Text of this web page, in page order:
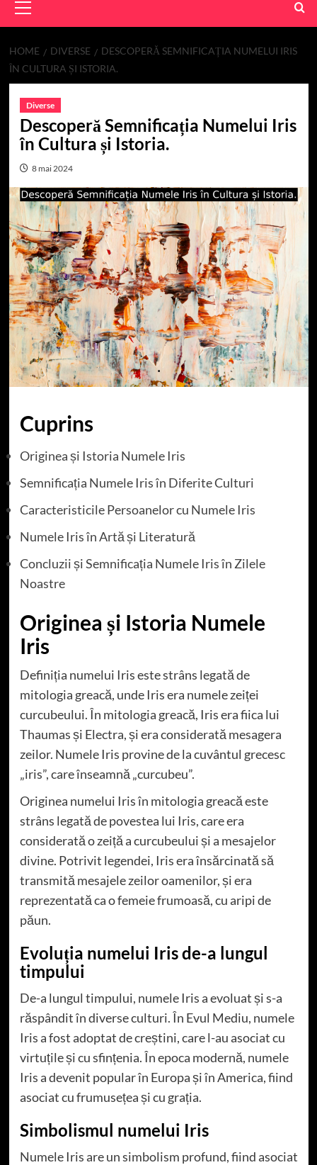
Menu
HOME DIVERSE
DESCOPERĂ SEMNIFICAȚIA NUMELUI IRIS
ÎN CULTURA ȘI ISTORIA.
Diverse
Descoperă Semnificația Numelui Iris
în Cultura și Istoria.
8 mai 2024
Cuprins
Originea și Istoria Numele Iris
Semnificația Numele Iris în Diferite Culturi
Caracteristicile Persoanelor cu Numele Iris
Numele Iris în Artă și Literatură
Concluzii și Semnificația Numele Iris în Zilele
Noastre
Originea și Istoria Numele
Iris
Definiția numelui Iris este strâns legată de
mitologia greacă, unde Iris era numele zeiței
curcubeului. În mitologia greacă, Iris era fiica lui
Thaumas și Electra, și era considerată mesagera
zeilor. Numele Iris provine de la cuvântul grecesc
„iris”, care înseamnă „curcubeu”.
Originea numelui Iris în mitologia greacă este
strâns legată de povestea lui Iris, care era
considerată o zeiță a curcubeului și a mesajelor
divine. Potrivit legendei, Iris era însărcinată să
transmită mesajele zeilor oamenilor, și era
reprezentată ca o femeie frumoasă, cu aripi de
păun.
Evoluția numelui Iris de-a lungul
timpului
De-a lungul timpului, numele Iris a evoluat și s-a
răspândit în diverse culturi. În Evul Mediu, numele
Iris a fost adoptat de creștini, care l-au asociat cu
virtuțile și cu sfințenia. În epoca modernă, numele
Iris a devenit popular în Europa și în America, fiind
asociat cu frumusețea și cu grația.
Simbolismul numelui Iris
Numele Iris are un simbolism profund, fiind asociat